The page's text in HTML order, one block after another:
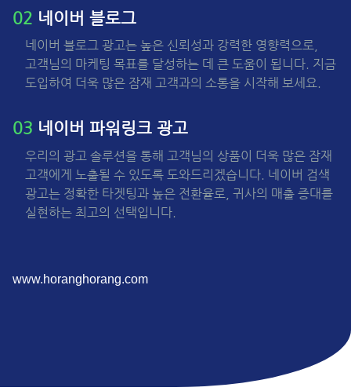
02 네이버 블로그
네이버 블로그 광고는 높은 신뢰성과 강력한 영향력으로,
고객님의 마케팅 목표를 달성하는 데 큰 도움이 됩니다. 지금
도입하여 더욱 많은 잠재 고객과의 소통을 시작해 보세요.
03 네이버 파워링크 광고
우리의 광고 솔루션을 통해 고객님의 상품이 더욱 많은 잠재
고객에게 노출될 수 있도록 도와드리겠습니다. 네이버 검색
광고는 정확한 타겟팅과 높은 전환율로, 귀사의 매출 증대를
실현하는 최고의 선택입니다.
www.horanghorang.com